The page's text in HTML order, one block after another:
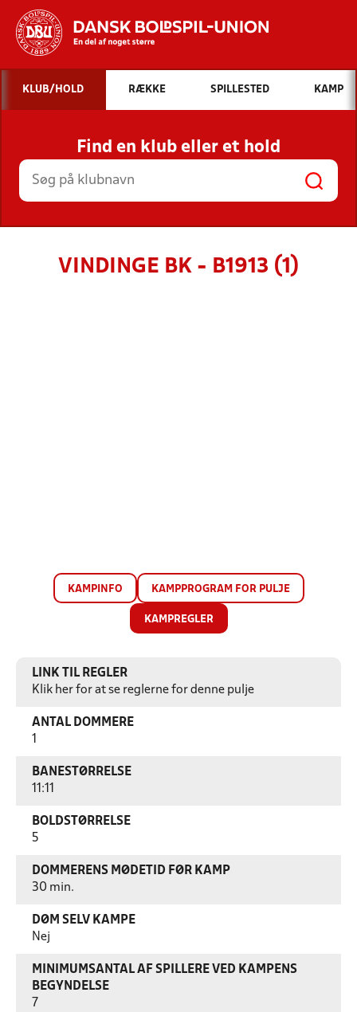
Hvad vil du søge efter?
INDHOLD OG NYHEDER
STILLINGER, RESULTATER, KLUBBER OG
HOLD
KLUB/HOLD RÆKKE SPILLESTED KAMP
Find en klub eller et hold
VINDINGE BK - B1913 (1)
KAMPINFO KAMPPROGRAM FOR PULJE
KAMPREGLER
LINK TIL REGLER
Klik her for at se reglerne for denne pulje
ANTAL DOMMERE
BANESTØRRELSE
11:11
BOLDSTØRRELSE
5
DOMMERENS MØDETID FØR KAMP
30 min.
DØM SELV KAMPE
Nej
MINIMUMSANTAL AF SPILLERE VED KAMPENS
BEGYNDELSE
7